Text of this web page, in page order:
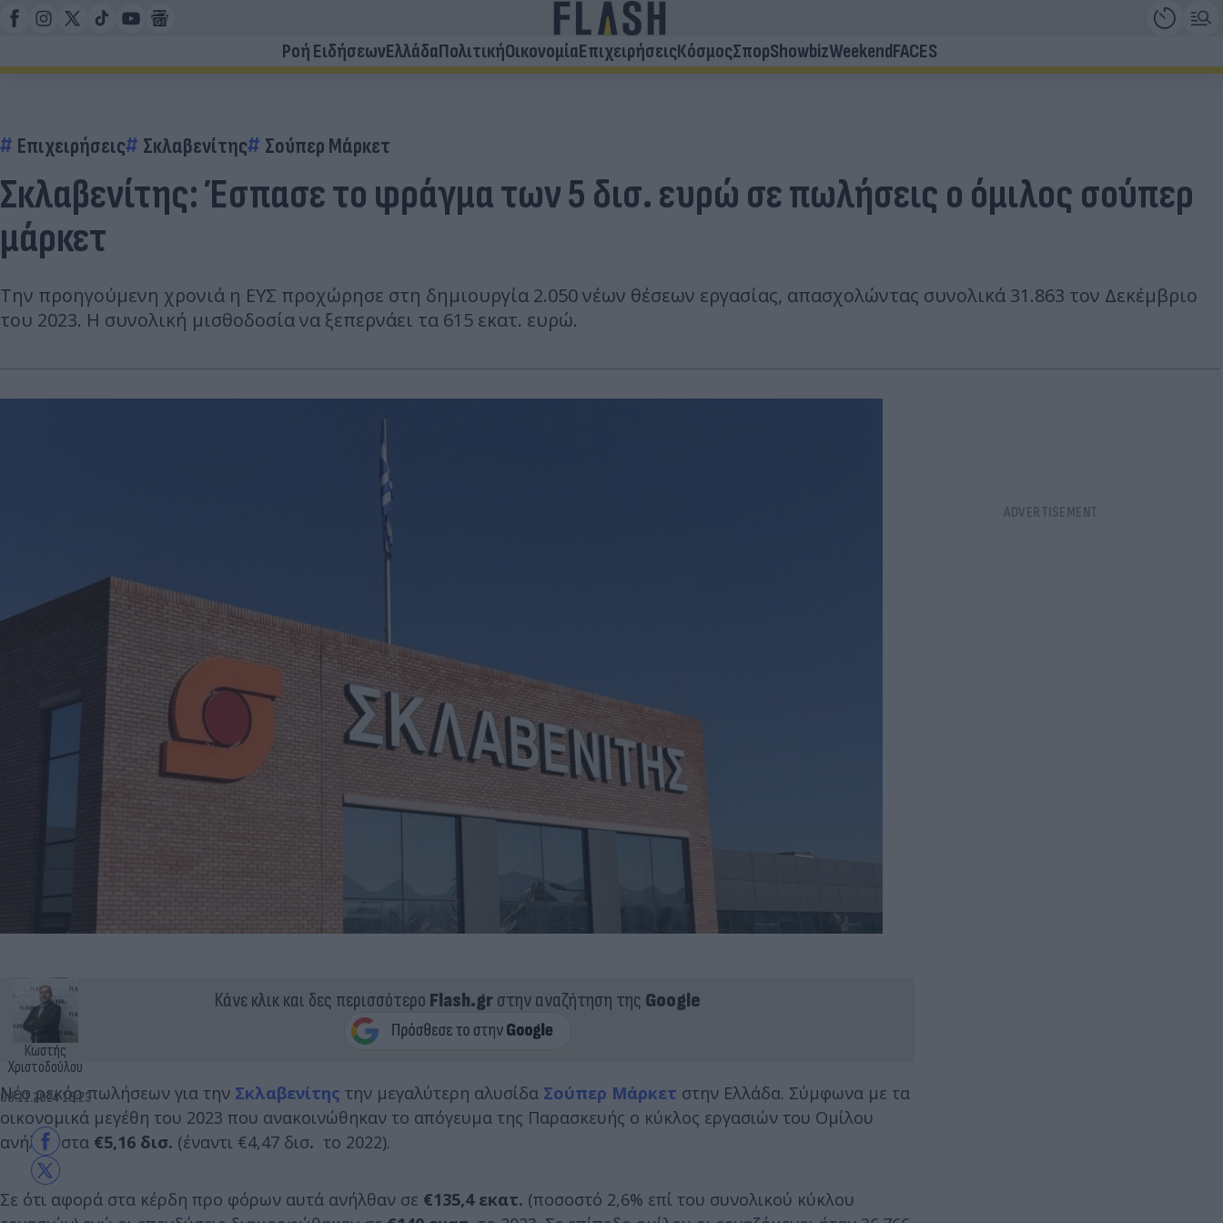
Ροή ΕιδήσεωνΕλλάδαΠολιτικήΟικονομίαΕπιχειρήσειςΚόσμοςΣπορShowbizWeekendFACES
Επιχειρήσεις Σκλαβενίτης Σούπερ Μάρκετ
Σκλαβενίτης: Έσπασε το φράγμα των 5 δισ. ευρώ σε πωλήσεις ο όμιλος σούπερ
μάρκετ
Την προηγούμενη χρονιά η ΕΥΣ προχώρησε στη δημιουργία 2.050 νέων θέσεων εργασίας, απασχολώντας συνολικά 31.863 τον Δεκέμβριο
του 2023. Η συνολική μισθοδοσία να ξεπερνάει τα 615 εκατ. ευρώ.
Κωστής
Χριστοδούλου
08.11.2024 16:23
Κάνε κλικ και δες περισσότερο Flash.grστην αναζήτηση της Google
Νέο ρεκόρ πωλήσεων για την Σκλαβενίτης την μεγαλύτερη αλυσίδα Σούπερ Μάρκετ στην Ελλάδα. Σύμφωνα με τα
οικονομικά μεγέθη του 2023 που ανακοινώθηκαν το απόγευμα της Παρασκευής ο κύκλος εργασιών του Ομίλου
ανήλθε στα €5,16 δισ. (έναντι €4,47 δισ. το 2022).
Σε ότι αφορά στα κέρδη προ φόρων αυτά ανήλθαν σε €135,4 εκατ. (ποσοστό 2,6% επί του συνολικού κύκλου